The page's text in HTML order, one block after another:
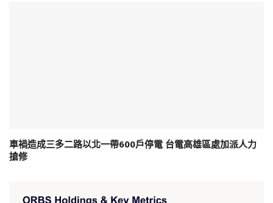
車禍造成三多二路以北一帶600戶停電 台電高雄區處加派人力
搶修